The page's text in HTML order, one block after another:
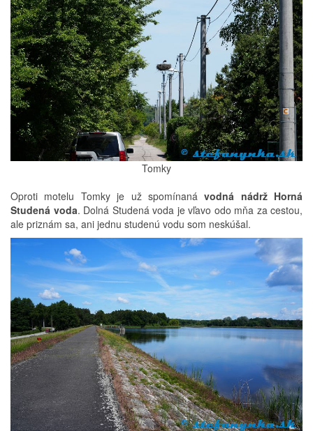
Tomky
Oproti motelu Tomky je už spomínanávodná nádrž Horná
Studená voda. Dolná Studená voda je vľavo odo mňa za cestou,
ale priznám sa, ani jednu studenú vodu som neskúšal.